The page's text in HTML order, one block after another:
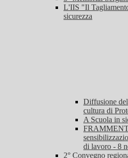
L'IIS "Il
sicurezza
Diffusione
cultura di
A Scuola in
di lavoro - 8
2° Convegno